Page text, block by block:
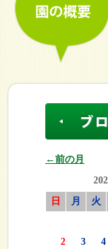
←前の月
日
月 火
2
3 4